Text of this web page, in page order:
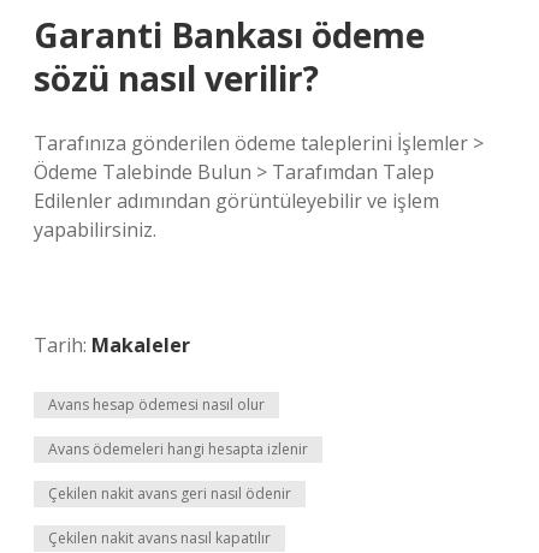
Garanti Bankası ödeme
sözü nasıl verilir?
Tarafınıza gönderilen ödeme taleplerini İşlemler >
Ödeme Talebinde Bulun > Tarafımdan Talep
Edilenler adımından görüntüleyebilir ve işlem
yapabilirsiniz.
Tarih: Makaleler
Avans hesap ödemesi nasıl olur
Avans ödemeleri hangi hesapta izlenir
Çekilen nakit avans geri nasıl ödenir
Çekilen nakit avans nasıl kapatılır